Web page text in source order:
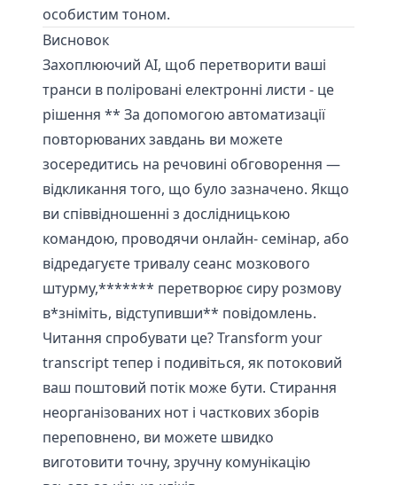
особистим тоном.
Висновок
Захоплюючий AI, щоб перетворити ваші
транси в поліровані електронні листи - це
рішення ** За допомогою автоматизації
повторюваних завдань ви можете
зосередитись на речовині обговорення —
відкликання того, що було зазначено. Якщо
ви співвідношенні з дослідницькою
командою, проводячи онлайн- семінар, або
відредагуєте тривалу сеанс мозкового
штурму,******* перетворює сиру розмову
в*зніміть, відступивши** повідомлень.
Читання спробувати це?Transform your
transcriptтепер і подивіться, як потоковий
ваш поштовий потік може бути. Стирання
неорганізованих нот і часткових зборів
переповнено, ви можете швидко
виготовити точну, зручну комунікацію